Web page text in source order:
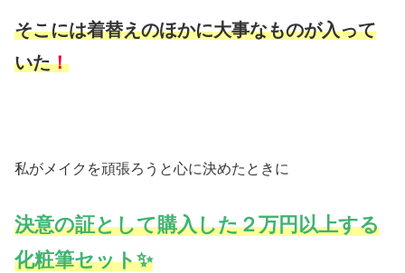
そこには着替えのほかに大事なものが入って
いた！
私がメイクを頑張ろうと心に決めたときに
決意の証として購入した２万円以上する
化粧筆セット✨